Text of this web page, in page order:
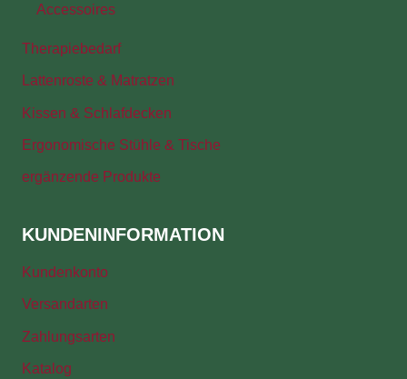
Accessoires
Therapiebedarf
Lattenroste & Matratzen
Kissen & Schlafdecken
Ergonomische Stühle & Tische
ergänzende Produkte
KUNDENINFORMATION
Kundenkonto
Versandarten
Zahlungsarten
Katalog